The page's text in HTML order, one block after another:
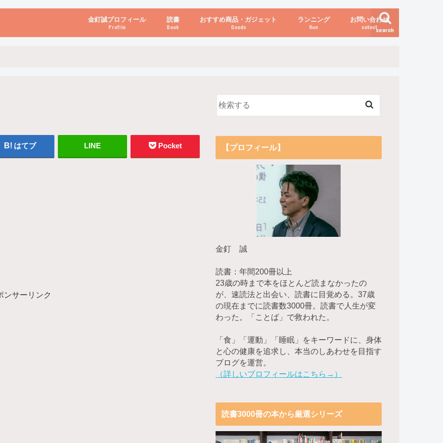
search
金釘誠プロフィール
Profile
読書
Book
おすすめ商品・ガジェット
Goods
ランニング
Run
お問い合わせ
cotact
はてブ LINE Pocket
ンサーリンク
【プロフィール】
金釘 誠
読書：年間200冊以上
23歳の時まで本をほとんど読まなかったの
が、速読法と出会い、読書に目覚める。37歳
の現在までに読書数3000冊。読書で人生が変
わった。「ことば」で救われた。
「食」「運動」「睡眠」をキーワードに、身体
と心の健康を追求し、本当のしあわせを目指す
ブログを運営。
（詳しいプロフィールはこちら→）
読書3000冊の本から厳選シリーズ